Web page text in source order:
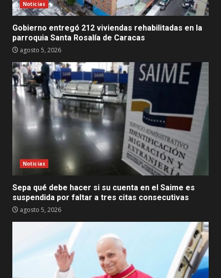
Noticias
Gobierno entregó 212 viviendas rehabilitadas en la
parroquia Santa Rosalía de Caracas
agosto 5, 2026
Noticias
Sepa qué debe hacer si su cuenta en el Saime es
suspendida por faltar a tres citas consecutivas
agosto 5, 2026